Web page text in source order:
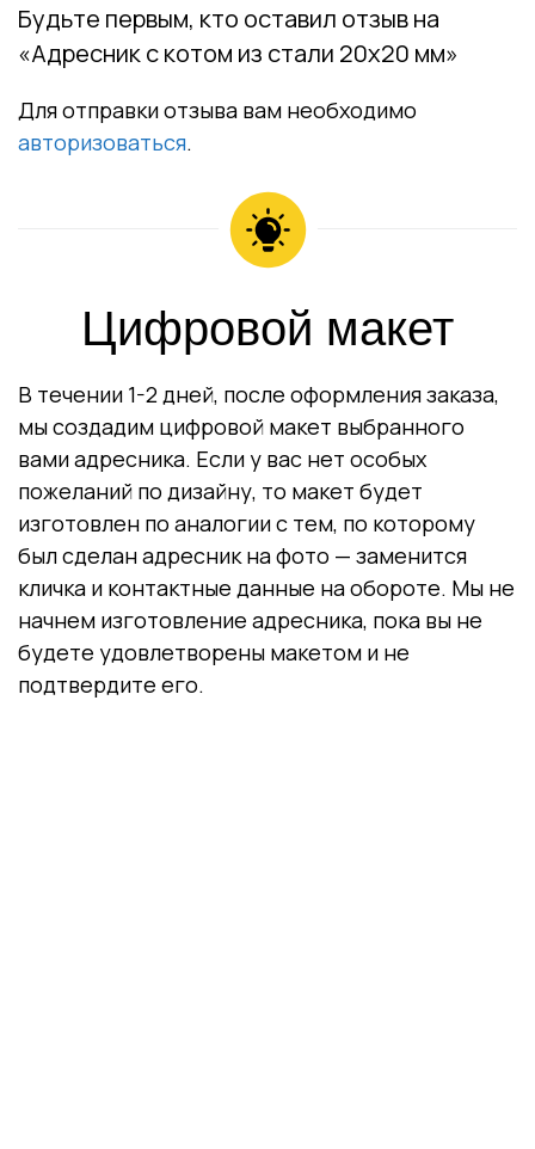
Будьте первым, кто оставил отзыв на
«Адресник с котом из стали 20х20 мм»
Для отправки отзыва вам необходимо
авторизоваться.
Цифровой макет
В течении 1-2 дней, после оформления заказа,
мы создадим цифровой макет выбранного
вами адресника. Если у вас нет особых
пожеланий по дизайну, то макет будет
изготовлен по аналогии с тем, по которому
был сделан адресник на фото — заменится
кличка и контактные данные на обороте. Мы не
начнем изготовление адресника, пока вы не
будете удовлетворены макетом и не
подтвердите его.